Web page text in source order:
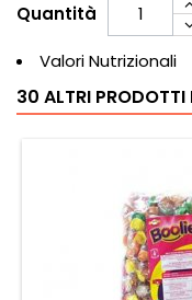
Quantità
Valori Nutrizionali
30 ALTRI PRODOTTI